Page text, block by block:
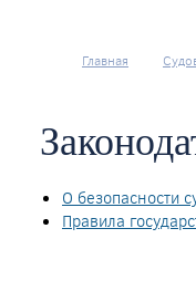
Главная
О безопасности
Правила